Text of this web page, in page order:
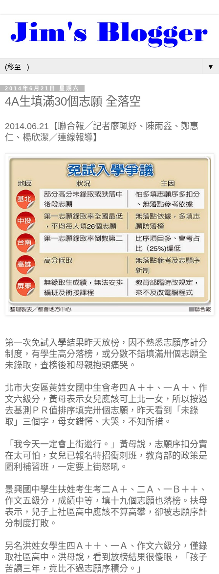
▼
2014年6月21日 星期六
4A生填滿30個志願 全落空
2014.06.21【聯合報╱記者廖珮妤、陳雨鑫、鄭惠
仁、楊欣潔／連線報導】
第一次免試入學結果昨天放榜，因不熟悉志願序計分
制度，有學生高分落榜，或分數不錯填滿卅個志願全
未錄取，查榜後和母親抱頭痛哭。
北市大安區黃姓女國中生會考四Ａ＋＋、一Ａ＋、作
文六級分，黃母表示女兒應該可上北一女，所以按過
去基測ＰＲ值排序填完卅個志願，昨天看到「未錄
取」三個字，母女錯愕、大哭，不知所措。
「我今天一定會上街遊行。」黃母說，志願序扣分實
在太可怕，女兒已報名特招衝刺班，教育部的政策是
圖利補習班，一定要上街怒吼。
景興國中學生扶姓考生考二Ａ＋、二Ａ、一Ｂ＋＋、
作文五級分，成績中等，填十九個志願也落榜。扶母
表示，兒子上社區高中應該不算高攀，卻被志願序計
分制度打敗。
另名洪姓女學生四Ａ＋＋、一Ａ、作文六級分，僅錄
取社區高中。洪母說，看到放榜結果很傻眼，「孩子
苦讀三年，竟比不過志願序積分。」